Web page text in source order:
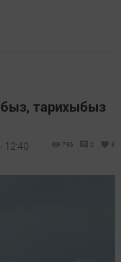
тарихыбыз
12:40 736 0 3